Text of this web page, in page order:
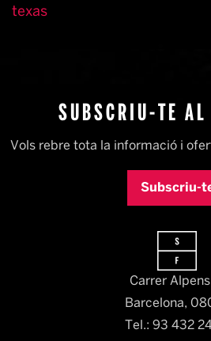
texas
SUBSCRIU-TE AL
Vols rebre tota la informació i
Subscriu-
Carrer
Barcelona,
Tel.: 93 432